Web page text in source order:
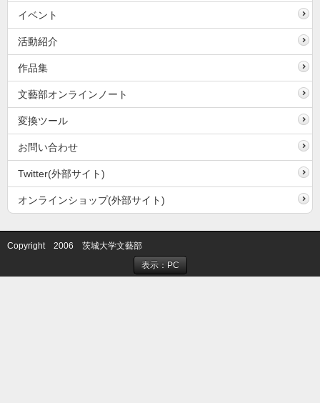
イベント
活動紹介
作品集
文藝部オンラインノート
変換ツール
お問い合わせ
Twitter(外部サイト)
オンラインショップ(外部サイト)
Copyright 2006 茨城大学文藝部
表示：PC